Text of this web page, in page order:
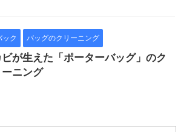
ック バッグのクリーニング
ビが生えた「ポーターバッグ」のク
ーニング